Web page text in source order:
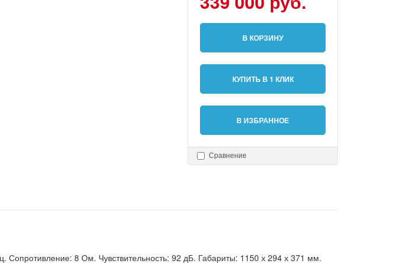
В КОРЗИНУ
КУПИТЬ В 1 КЛИК
В ИЗБРАННОЕ
Сравнение
8 Ом. Чувствительность: 92 дБ. Габариты: 1150 х 294 х 371 мм.